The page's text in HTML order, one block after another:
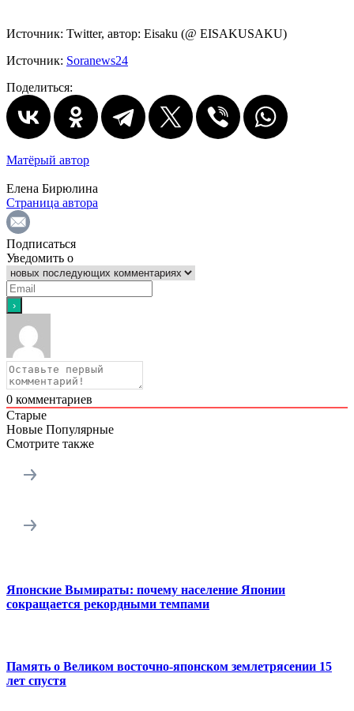
Источник: Twitter, автор: Eisaku (@ EISAKUSAKU)
Источник: Soranews24
Поделиться:
Матёрый автор
Елена Бирюлина
Страница автора
Подписаться
Уведомить о
0 комментариев
Старые
Новые Популярные
Смотрите также
Японские Вымираты: почему население Японии
сокращается рекордными темпами
Память о Великом восточно-японском землетрясении 15
лет спустя